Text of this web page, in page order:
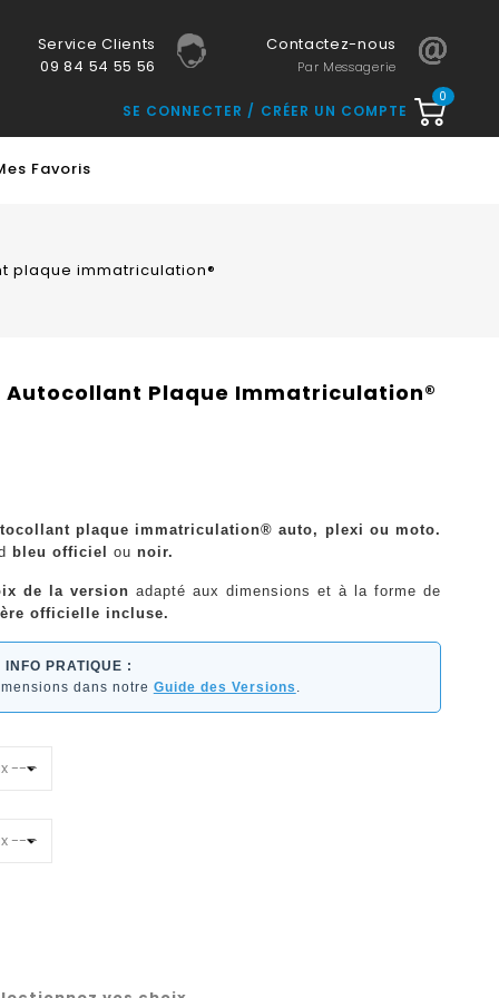
Service Clients
09 84 54 55 56
Contactez-nous
Par Messagerie
0
SE CONNECTER CRÉER UN COMPTE
Favoris
plaque immatriculation®
Autocollant Plaque Immatriculation®
plaque immatriculation® auto, plexi ou moto.
bleu officiel ou noir.
de la version adapté aux dimensions et à la forme de
officielle incluse.
INFO PRATIQUE :
dans notre Guide des Versions